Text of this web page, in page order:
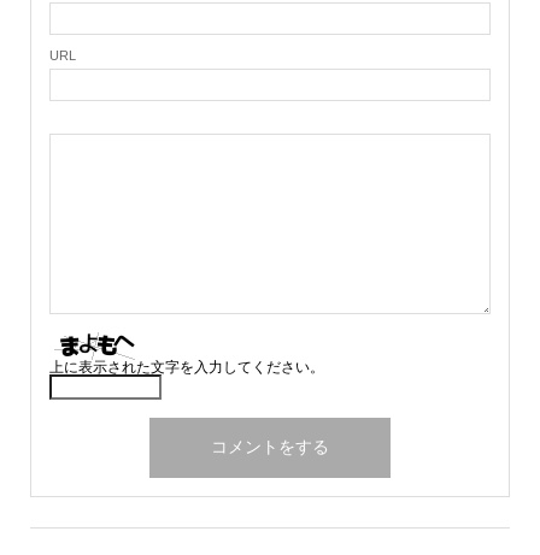
URL
上に表示された文字を入力してください。